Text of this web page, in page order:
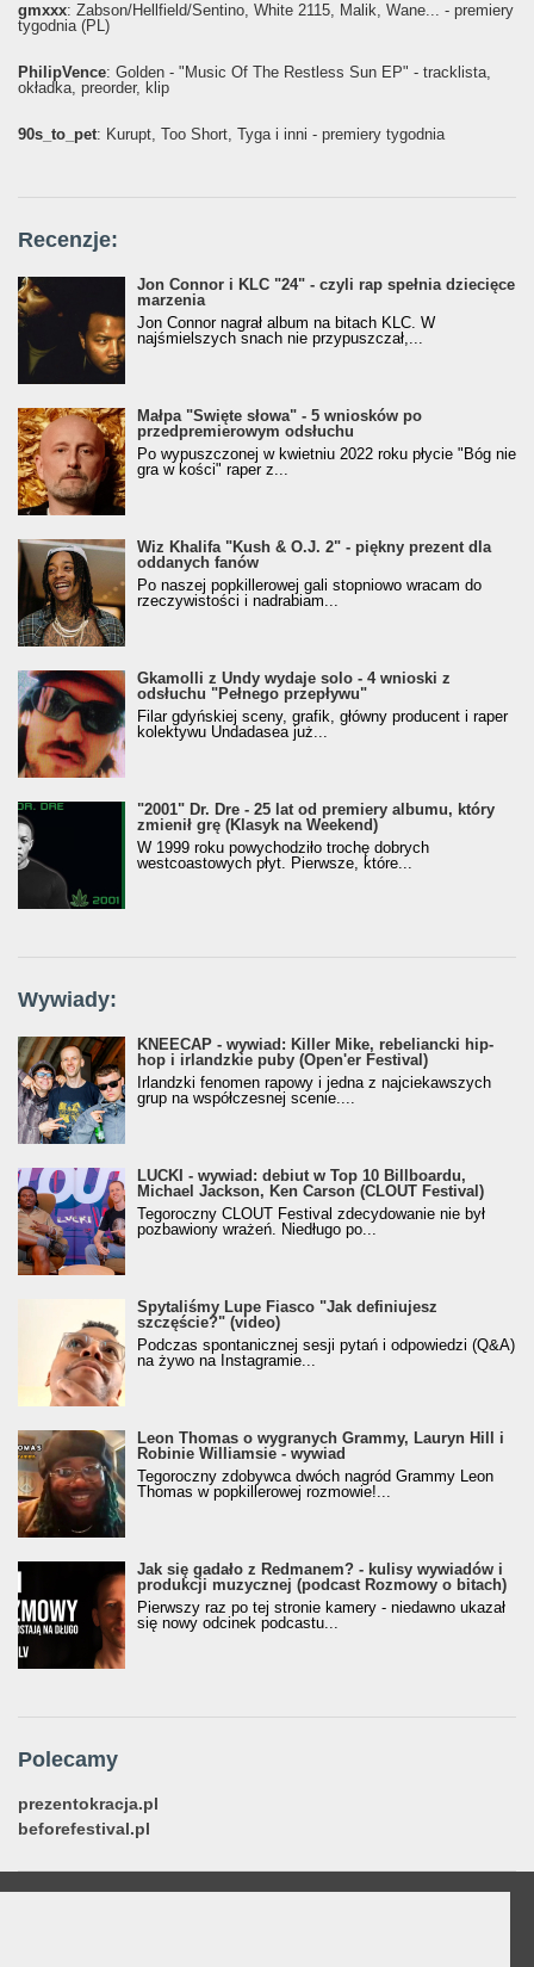
gmxxx: Żabson/Hellfield/Sentino, White 2115, Malik, Wane... - premiery
tygodnia (PL)
PhilipVence: Golden - "Music Of The Restless Sun EP" - tracklista,
okładka, preorder, klip
90s_to_pet: Kurupt, Too Short, Tyga i inni - premiery tygodnia
Recenzje:
Jon Connor i KLC "24" - czyli rap spełnia dziecięce
marzenia
Jon Connor nagrał album na bitach KLC. W
najśmielszych snach nie przypuszczał,...
Małpa "Święte słowa" - 5 wniosków po
przedpremierowym odsłuchu
Po wypuszczonej w kwietniu 2022 roku płycie "Bóg nie
gra w kości" raper z...
Wiz Khalifa "Kush & O.J. 2" - piękny prezent dla
oddanych fanów
Po naszej popkillerowej gali stopniowo wracam do
rzeczywistości i nadrabiam...
Gkamolli z Undy wydaje solo - 4 wnioski z
odsłuchu "Pełnego przepływu"
Filar gdyńskiej sceny, grafik, główny producent i raper
kolektywu Undadasea już...
"2001" Dr. Dre - 25 lat od premiery albumu, który
zmienił grę (Klasyk na Weekend)
W 1999 roku powychodziło trochę dobrych
westcoastowych płyt. Pierwsze, które...
Wywiady:
KNEECAP - wywiad: Killer Mike, rebeliancki hip-
hop i irlandzkie puby (Open'er Festival)
Irlandzki fenomen rapowy i jedna z najciekawszych
grup na współczesnej scenie....
LUCKI - wywiad: debiut w Top 10 Billboardu,
Michael Jackson, Ken Carson (CLOUT Festival)
Tegoroczny CLOUT Festival zdecydowanie nie był
pozbawiony wrażeń. Niedługo po...
Spytaliśmy Lupe Fiasco "Jak definiujesz
szczęście?" (video)
Podczas spontanicznej sesji pytań i odpowiedzi (Q&A)
na żywo na Instagramie...
Leon Thomas o wygranych Grammy, Lauryn Hill i
Robinie Williamsie - wywiad
Tegoroczny zdobywca dwóch nagród Grammy Leon
Thomas w popkillerowej rozmowie!...
Jak się gadało z Redmanem? - kulisy wywiadów i
produkcji muzycznej (podcast Rozmowy o bitach)
Pierwszy raz po tej stronie kamery - niedawno ukazał
się nowy odcinek podcastu...
Polecamy
prezentokracja.pl
beforefestival.pl